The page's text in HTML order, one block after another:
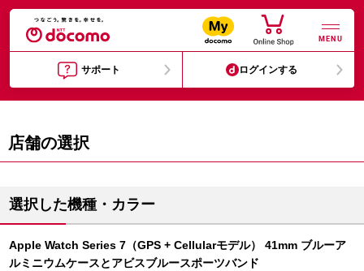
MENU
サポート ログインする
店舗の選択
選択した機種・カラー
Apple Watch Series 7（GPS + Cellularモデル） 41mm ブルーア
ルミニウムケースとアビスブルースポーツバンド